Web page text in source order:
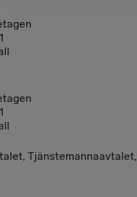
Tjänstemannaavtalet,